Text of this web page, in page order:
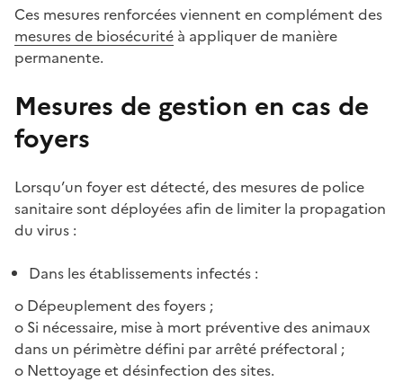
Ces mesures renforcées viennent en complément des
mesures de biosécurité à appliquer de manière
permanente.
Mesures de gestion en cas de
foyers
Lorsqu’un foyer est détecté, des mesures de police
sanitaire sont déployées afin de limiter la propagation
du virus :
Dans les établissements infectés :
o Dépeuplement des foyers ;
o Si nécessaire, mise à mort préventive des animaux
dans un périmètre défini par arrêté préfectoral ;
o Nettoyage et désinfection des sites.